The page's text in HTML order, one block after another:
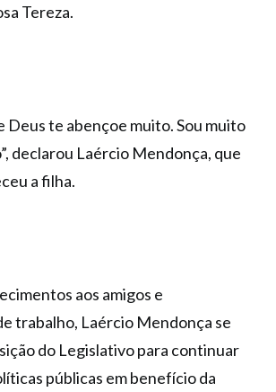
Tereza.
Deus te abençoe muito. Sou muito
declarou Laércio Mendonça, que
a filha.
aos amigos e
trabalho, Laércio Mendonça se
do Legislativo para continuar
públicas em benefício da